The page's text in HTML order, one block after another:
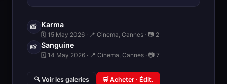
📸 Karma
🗓 15 May 2026 · 📍 Cinema, Cannes · 📷 2
📸 Sanguine
🗓 14 May 2026 · 📍 Cinema, Cannes · 📷 7
🔍 Voir les galeries 🛒 Acheter · Édit.